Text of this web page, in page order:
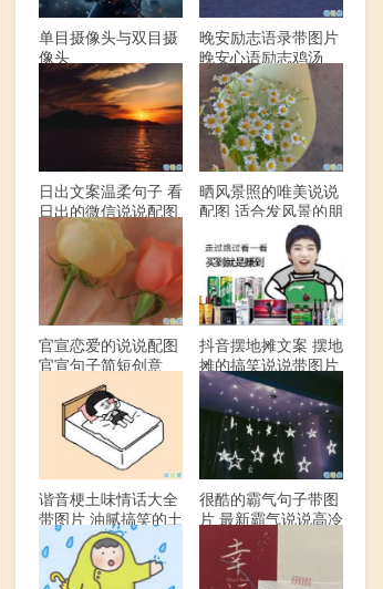
单目摄像头与双目摄
像头
晚安励志语录带图片
晚安心语励志鸡汤
日出文案温柔句子 看
日出的微信说说配图
晒风景照的唯美说说
配图 适合发风景的朋
官宣恋爱的说说配图
官宣句子简短创意
抖音摆地摊文案 摆地
摊的搞笑说说带图片
谐音梗土味情话大全
带图片 油腻搞笑的土
味情话
很酷的霸气句子带图
片 最新霸气说说高冷